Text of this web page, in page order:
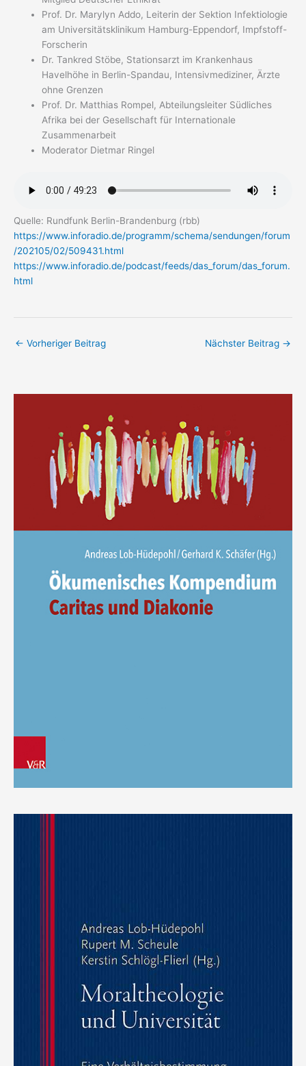
Prof. Dr. Marylyn Addo, Leiterin der Sektion Infektiologie
am Universitätsklinikum Hamburg-Eppendorf, Impfstoff-
Forscherin
Dr. Tankred Stöbe, Stationsarzt im Krankenhaus
Havelhöhe in Berlin-Spandau, Intensivmediziner, Ärzte
ohne Grenzen
Prof. Dr. Matthias Rompel, Abteilungsleiter Südliches
Afrika bei der Gesellschaft für Internationale
Zusammenarbeit
Moderator Dietmar Ringel
Quelle: Rundfunk Berlin-Brandenburg (rbb)
https://www.inforadio.de/programm/schema/sendungen/forum
/202105/02/509431.html
https://www.inforadio.de/podcast/feeds/das_forum/das_forum.
html
← Vorheriger Beitrag Nächster Beitrag →